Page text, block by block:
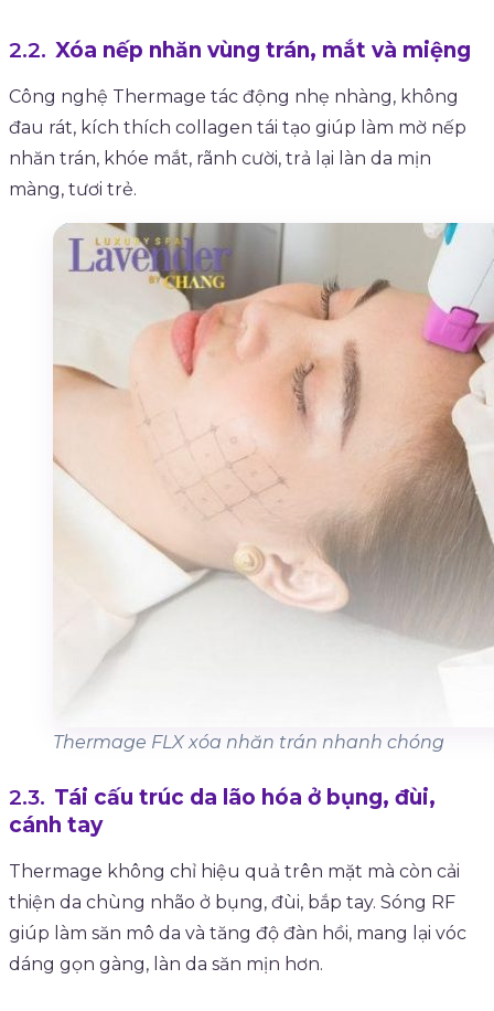
Xóa nếp nhăn vùng trán, mắt và miệng
Công nghệ Thermage tác động nhẹ nhàng, không
đau rát, kích thích collagen tái tạo giúp làm mờ nếp
nhăn trán, khóe mắt, rãnh cười, trả lại làn da mịn
màng, tươi trẻ.
Thermage FLX xóa nhăn trán nhanh chóng
Tái cấu trúc da lão hóa ở bụng, đùi,
cánh tay
Thermage không chỉ hiệu quả trên mặt mà còn cải
thiện da chùng nhão ở bụng, đùi, bắp tay. Sóng RF
giúp làm săn mô da và tăng độ đàn hồi, mang lại vóc
dáng gọn gàng, làn da săn mịn hơn.